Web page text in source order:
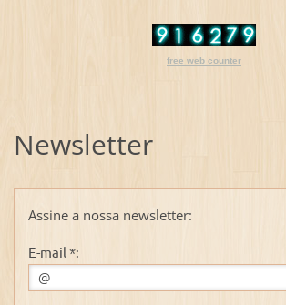
free web counter
Newsletter
Assine a nossa newsletter:
E-mail *: